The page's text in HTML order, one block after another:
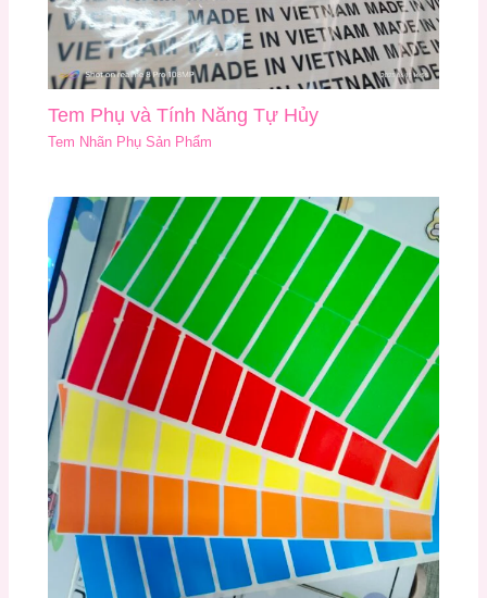
Tem Phụ và Tính Năng Tự Hủy
Tem Nhãn Phụ Sản Phẩm